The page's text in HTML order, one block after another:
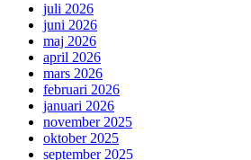
juli 2026
juni 2026
maj 2026
april 2026
mars 2026
februari 2026
januari 2026
november 2025
oktober 2025
september 2025